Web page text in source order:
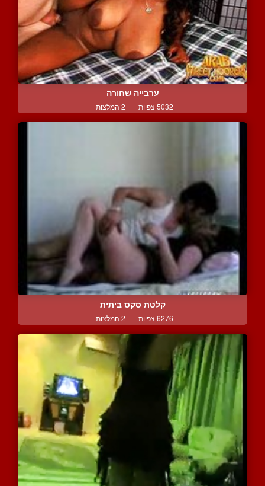
ערבייה שחורה
5032 צפיות | 2 המלצות
קלטת סקס ביתית
6276 צפיות | 2 המלצות